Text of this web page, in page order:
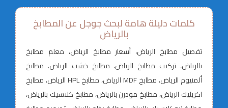
كلمات دليلة هامة لبحث جوجل عن المطابخ
بالرياض
تفصيل مطابخ الرياض، أسعار مطابخ الرياض، معلم مطابخ
بالرياض، تركيب مطابخ الرياض، مطابخ خشب الرياض، مطابخ
ألمنيوم الرياض، مطابخ MDF الرياض، مطابخ HPL الرياض، مطابخ
اكريليك الرياض، مطابخ مودرن بالرياض، مطابخ كلاسيك بالرياض،